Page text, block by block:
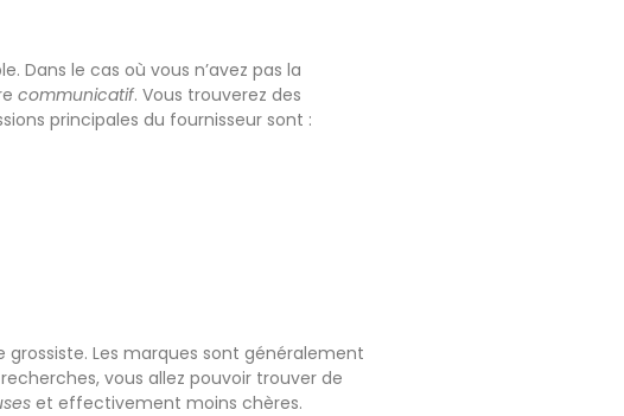
Dans le cas où vous n’avez pas la
communicatif. Vous trouverez des
principales du fournisseur sont :
Les marques sont généralement
vous allez pouvoir trouver de
et effectivement moins chères.